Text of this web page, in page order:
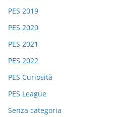
PES 2019
PES 2020
PES 2021
PES 2022
PES Curiosità
PES League
Senza categoria